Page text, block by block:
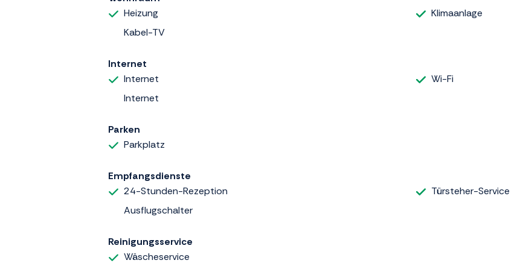
Heizung
Kabel-TV
Klimaanlage
Internet
Internet
Internet
Wi-Fi
Parken
Parkplatz
Empfangsdienste
24-Stunden-Rezeption
Ausflugschalter
Türsteher-Service
Reinigungsservice
Wäscheservice